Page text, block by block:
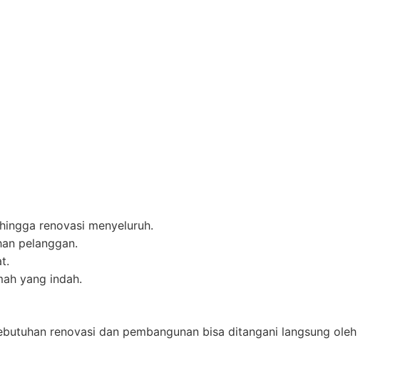
renovasi menyeluruh.
pelanggan.
yang indah.
renovasi dan pembangunan bisa ditangani langsung oleh